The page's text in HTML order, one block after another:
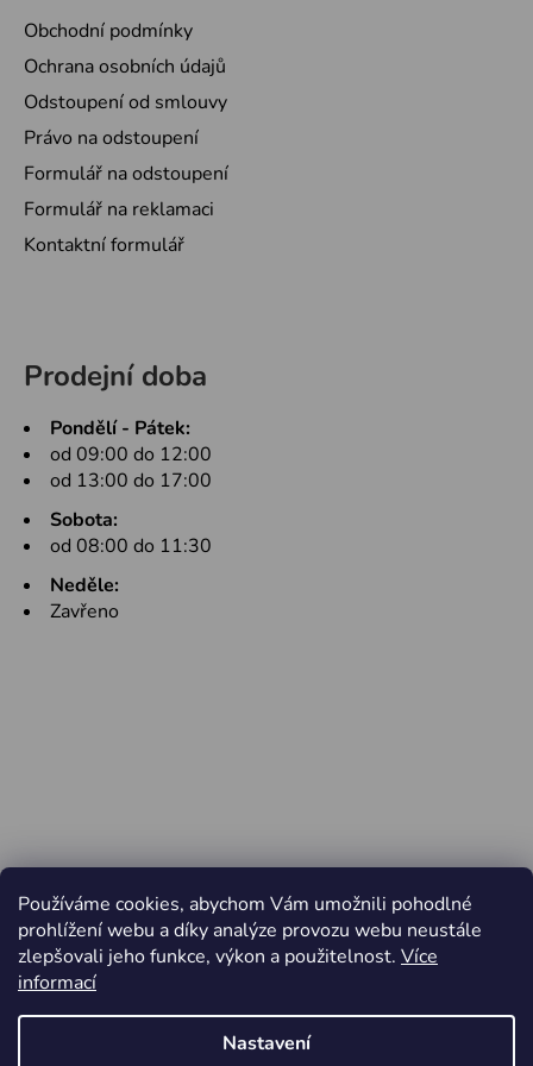
Používáme cookies, abychom Vám umožnili pohodlné
prohlížení webu a díky analýze provozu webu neustále
zlepšovali jeho funkce, výkon a použitelnost. Více
informací
Nastavení
Obchodní podmínky
Ochrana osobních údajů
Odstoupení od smlouvy
Právo na odstoupení
Formulář na odstoupení
Formulář na reklamaci
Kontaktní formulář
Prodejní doba
Pondělí - Pátek:
od 09:00 do 12:00
od 13:00 do 17:00
Sobota:
od 08:00 do 11:30
Neděle:
Zavřeno